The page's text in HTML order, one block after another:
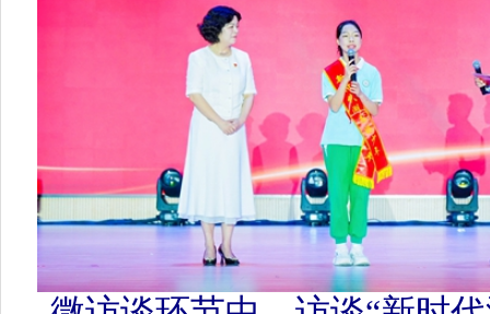
微访谈环节中，访谈“新时代湖
萱。